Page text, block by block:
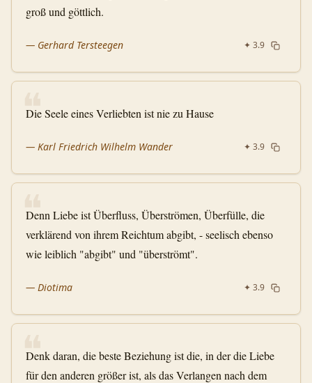
groß und göttlich.
— Gerhard Tersteegen ✦ 3.9
❝
Die Seele eines Verliebten ist nie zu Hause
— Karl Friedrich Wilhelm Wander ✦ 3.9
❝
Denn Liebe ist Überfluss, Überströmen, Überfülle, die
verklärend von ihrem Reichtum abgibt, - seelisch ebenso
wie leiblich "abgibt" und "überströmt".
— Diotima ✦ 3.9
❝
Denk daran, die beste Beziehung ist die, in der die Liebe
für den anderen größer ist, als das Verlangen nach dem